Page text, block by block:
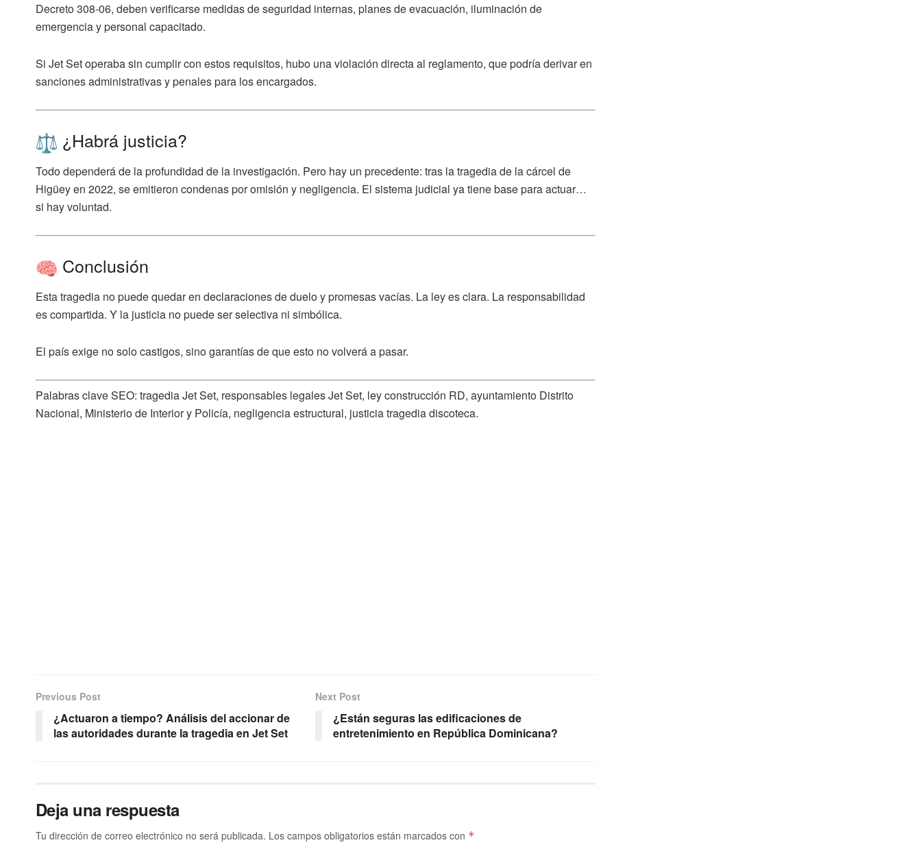
Decreto 308-06, deben verificarse medidas de seguridad internas, planes de evacuación, iluminación de
emergencia y personal capacitado.
Si Jet Set operaba sin cumplir con estos requisitos, hubo una violación directa al reglamento, que podría derivar en
sanciones administrativas y penales para los encargados.
¿Habrá justicia?
Todo dependerá de la profundidad de la investigación. Pero hay un precedente: tras la tragedia de la cárcel de
Higüey en 2022, se emitieron condenas por omisión y negligencia. El sistema judicial ya tiene base para actuar…
si hay voluntad.
Conclusión
Esta tragedia no puede quedar en declaraciones de duelo y promesas vacías. La ley es clara. La responsabilidad
es compartida. Y la justicia no puede ser selectiva ni simbólica.
El país exige no solo castigos, sino garantías de que esto no volverá a pasar.
Palabras clave SEO: tragedia Jet Set, responsables legales Jet Set, ley construcción RD, ayuntamiento Distrito
Nacional, Ministerio de Interior y Policía, negligencia estructural, justicia tragedia discoteca.
Previous Post
¿Actuaron a tiempo? Análisis del accionar de
las autoridades durante la tragedia en Jet Set
Next Post
¿Están seguras las edificaciones de
entretenimiento en República Dominicana?
Deja una respuesta
Tu dirección de correo electrónico no será publicada. Los campos obligatorios están marcados con *